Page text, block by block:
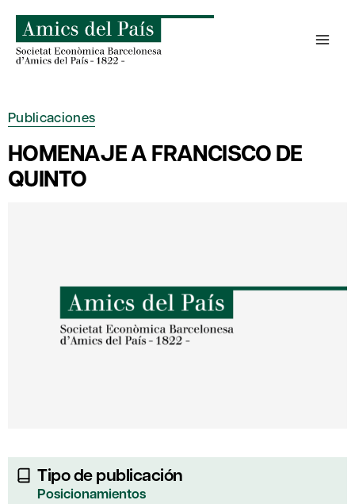
contenido
Publicaciones
HOMENAJE A FRANCISCO DE
QUINTO
Tipo de publicación
Posicionamientos